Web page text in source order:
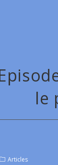
le
Articles